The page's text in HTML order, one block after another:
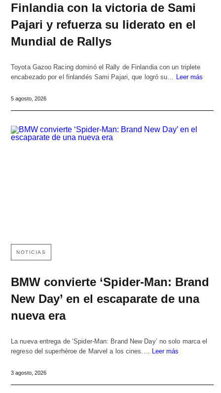
Finlandia con la victoria de Sami
Pajari y refuerza su liderato en el
Mundial de Rallys
Toyota Gazoo Racing dominó el Rally de Finlandia con un triplete
encabezado por el finlandés Sami Pajari, que logró su… Leer más
5 agosto, 2026
NOTICIAS
BMW convierte ‘Spider-Man: Brand
New Day’ en el escaparate de una
nueva era
La nueva entrega de ‘Spider-Man: Brand New Day’ no solo marca el
regreso del superhéroe de Marvel a los cines.…
Leer más
3 agosto, 2026